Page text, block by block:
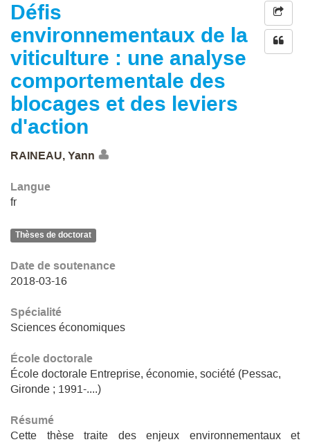
Défis
environnementaux de la
viticulture : une analyse
comportementale des
blocages et des leviers
d'action
RAINEAU, Yann
Langue
fr
Thèses de doctorat
Date de soutenance
2018-03-16
Spécialité
Sciences économiques
École doctorale
École doctorale Entreprise, économie, société (Pessac,
Gironde ; 1991-....)
Résumé
Cette thèse traite des enjeux environnementaux et